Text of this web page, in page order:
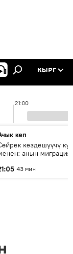
КЫРГ
21:00
кеп
кездешүүчү
анын
43 мин